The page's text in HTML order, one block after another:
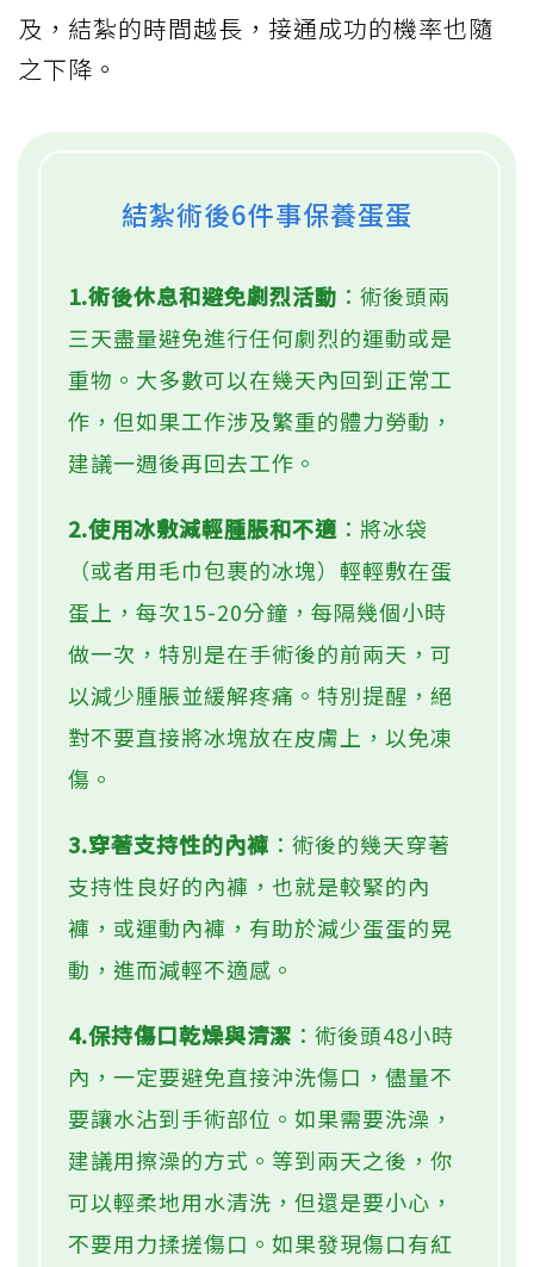
及，結紮的時間越長，接通成功的機率也隨
之下降。
結紮術後6件事保養蛋蛋
1.術後休息和避免劇烈活動 ：術後頭兩
三天盡量避免進行任何劇烈的運動或是
重物。大多數可以在幾天內回到正常工
作，但如果工作涉及繁重的體力勞動，
建議一週後再回去工作。
2.使用冰敷減輕腫脹和不適 ：將冰袋
（或者用毛巾包裹的冰塊）輕輕敷在蛋
蛋上，每次15-20分鐘，每隔幾個小時
做一次，特別是在手術後的前兩天，可
以減少腫脹並緩解疼痛。特別提醒，絕
對不要直接將冰塊放在皮膚上，以免凍
傷。
3.穿著支持性的內褲 ：術後的幾天穿著
支持性良好的內褲，也就是較緊的內
褲，或運動內褲，有助於減少蛋蛋的晃
動，進而減輕不適感。
4.保持傷口乾燥與清潔 ：術後頭48小時
內，一定要避免直接沖洗傷口，儘量不
要讓水沾到手術部位。如果需要洗澡，
建議用擦澡的方式。等到兩天之後，你
可以輕柔地用水清洗，但還是要小心，
不要用力揉搓傷口。如果發現傷口有紅